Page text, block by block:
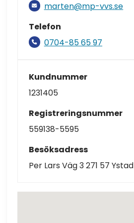
marten@mp-vvs.se
Telefon
0704-85 65 97
Kundnummer
1231405
Registreringsnummer
559138-5595
Besöksadress
Per Lars Väg 3 271 57 Ystad